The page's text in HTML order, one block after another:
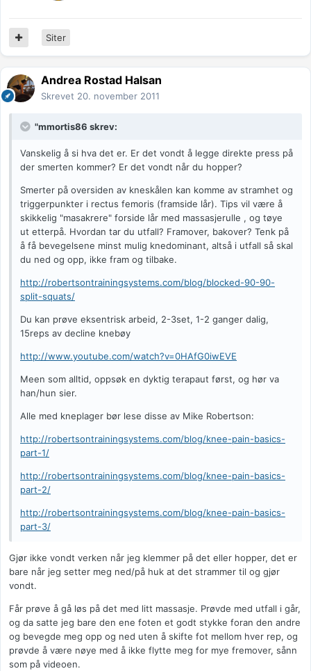
Siter
Andrea Rostad Halsan
Skrevet 20. november 2011
"mmortis86 skrev:
Vanskelig å si hva det er. Er det vondt å legge direkte press på
der smerten kommer? Er det vondt når du hopper?
Smerter på oversiden av kneskålen kan komme av stramhet og
triggerpunkter i rectus femoris (framside lår). Tips vil være å
skikkelig "masakrere" forside lår med massasjerulle , og tøye
ut etterpå. Hvordan tar du utfall? Framover, bakover? Tenk på
å få bevegelsene minst mulig knedominant, altså i utfall så skal
du ned og opp, ikke fram og tilbake.
http://robertsontrainingsystems.com/blog/blocked-90-90-
split-squats/
Du kan prøve eksentrisk arbeid, 2-3set, 1-2 ganger dalig,
15reps av decline knebøy
http://www.youtube.com/watch?v=0HAfG0iwEVE
Meen som alltid, oppsøk en dyktig terapaut først, og hør va
han/hun sier.
Alle med kneplager bør lese disse av Mike Robertson:
http://robertsontrainingsystems.com/blog/knee-pain-basics-
part-1/
http://robertsontrainingsystems.com/blog/knee-pain-basics-
part-2/
http://robertsontrainingsystems.com/blog/knee-pain-basics-
part-3/
Gjør ikke vondt verken når jeg klemmer på det eller hopper, det er
bare når jeg setter meg ned/på huk at det strammer til og gjør
vondt.
Får prøve å gå løs på det med litt massasje. Prøvde med utfall i går,
og da satte jeg bare den ene foten et godt stykke foran den andre
og bevegde meg opp og ned uten å skifte fot mellom hver rep, og
prøvde å være nøye med å ikke flytte meg for mye fremover, sånn
som på videoen.